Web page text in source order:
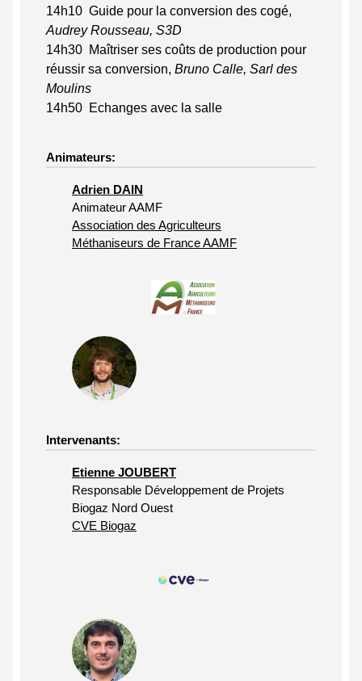
14h10 Guide pour la conversion des cogé,
Audrey Rousseau, S3D
14h30 Maîtriser ses coûts de production pour
réussir sa conversion, Bruno Calle, Sarl des
Moulins
14h50 Echanges avec la salle
Animateurs:
Adrien DAIN
Animateur AAMF
Association des Agriculteurs
Méthaniseurs de France AAMF
Intervenants:
Etienne JOUBERT
Responsable Développement de Projets
Biogaz Nord Ouest
CVE Biogaz